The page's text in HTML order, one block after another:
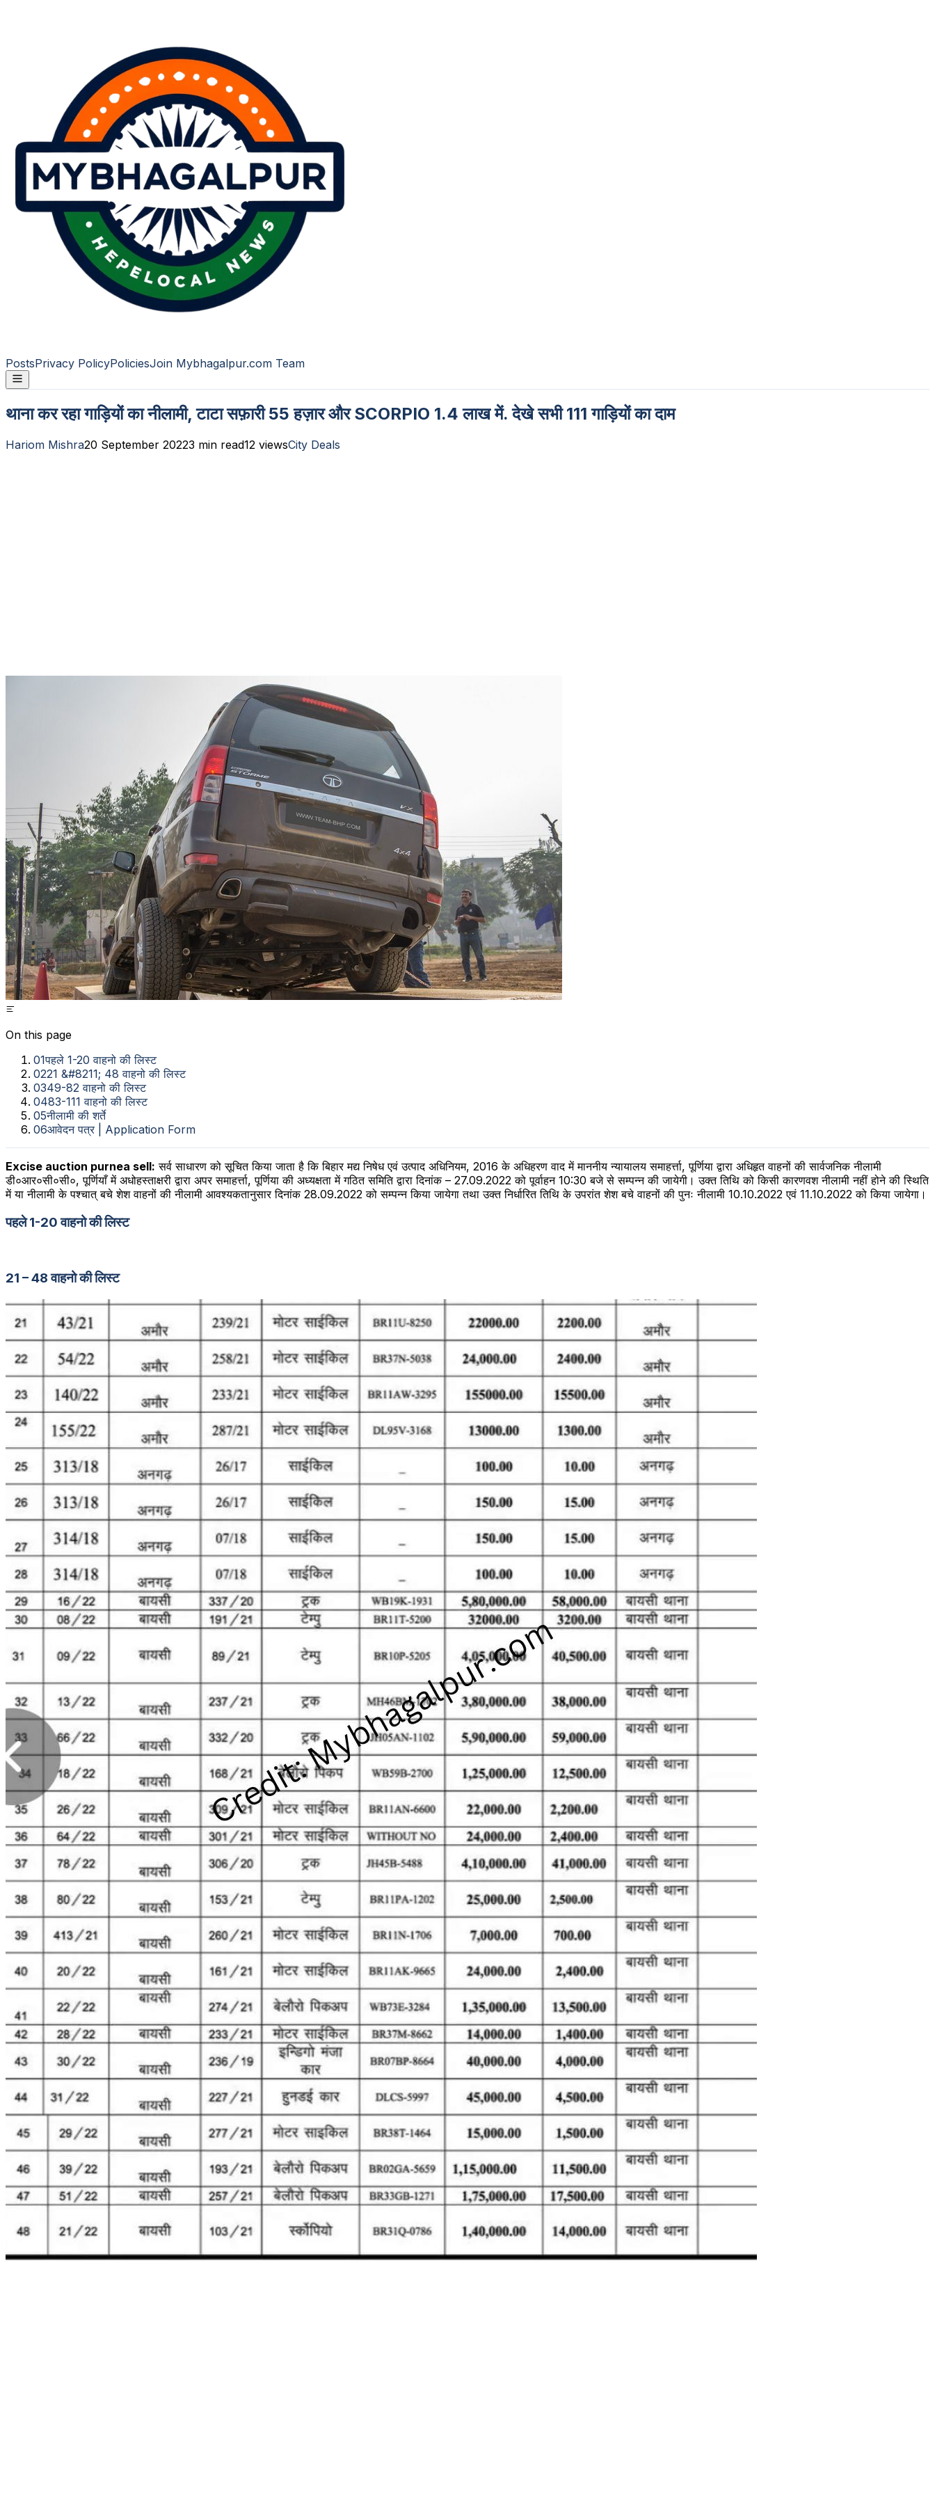
PostsPrivacy PolicyPoliciesJoin Mybhagalpur.com Team
थाना कर रहा गाड़ियों का नीलामी, टाटा सफ़ारी 55 हज़ार और SCORPIO 1.4 लाख में. देखे सभी 111 गाड़ियों का दाम
Hariom Mishra20 September 20223 min read12 viewsCity Deals
On this page
01पहले 1-20 वाहनो की लिस्ट
0221 &#8211; 48 वाहनो की लिस्ट
0349-82 वाहनो की लिस्ट
0483-111 वाहनो की लिस्ट
05नीलामी की शर्ते
06आवेदन पत्र | Application Form
Excise auction purnea sell: सर्व साधारण को सूचित किया जाता है कि बिहार मद्य निषेध एवं उत्पाद अधिनियम, 2016 के अधिहरण वाद में माननीय न्यायालय समाहर्त्ता, पूर्णिया द्वारा अधिहृत वाहनों की सार्वजनिक नीलामी
डी०आर०सी०सी०, पूर्णियाँ में अधोहस्ताक्षरी द्वारा अपर समाहर्त्ता, पूर्णिया की अध्यक्षता में गठित समिति द्वारा दिनांक – 27.09.2022 को पूर्वाहन 10:30 बजे से सम्पन्न की जायेगी। उक्त तिथि को किसी कारणवश नीलामी नहीं होने की स्थिति
में या नीलामी के पश्चात् बचे शेश वाहनों की नीलामी आवश्यकतानुसार दिनांक 28.09.2022 को सम्पन्न किया जायेगा तथा उक्त निर्धारित तिथि के उपरांत शेश बचे वाहनों की पुनः नीलामी 10.10.2022 एवं 11.10.2022 को किया जायेगा।
पहले 1-20 वाहनो की लिस्ट
21 – 48 वाहनो की लिस्ट